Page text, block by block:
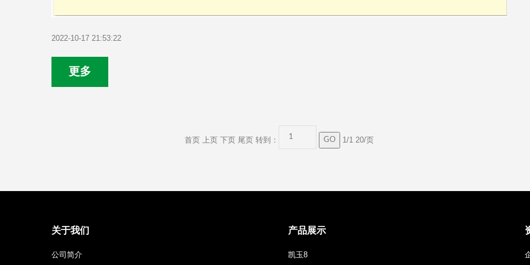
2022-10-17 21:53:22
更多
首页 上页 下页 尾页 转到： 1/1 20/页
关于我们
公司简介
产品展示
凯玉8